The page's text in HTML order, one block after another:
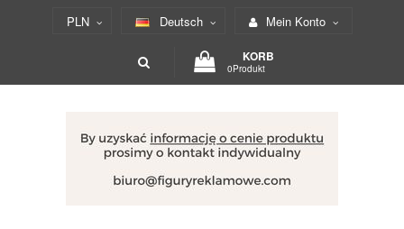
PLN Deutsch Mein Konto
KORB
0Produkt